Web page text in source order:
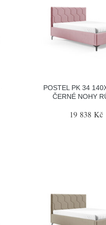
POSTEL PK 34
ČERNÉ NOHY
19 838 Kč